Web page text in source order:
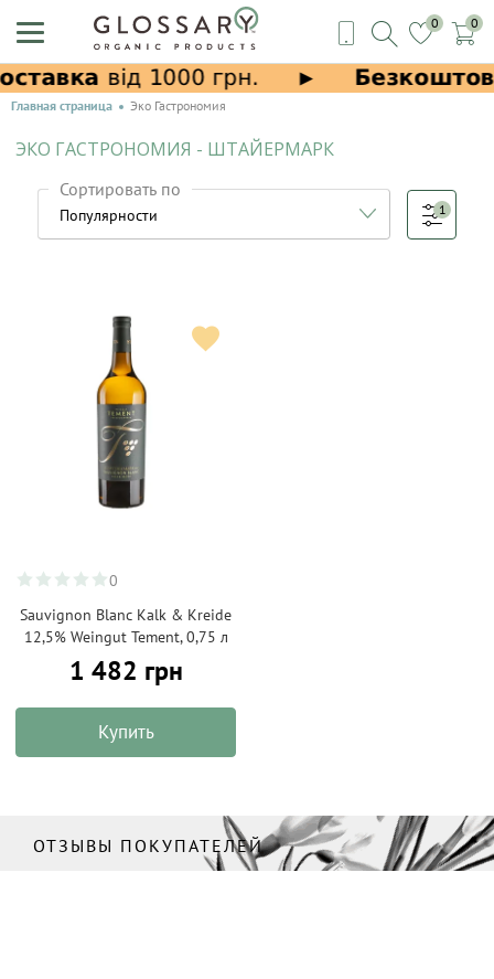
0 0
Главная страница Эко Гастрономия
ЭКО ГАСТРОНОМИЯ - ШТАЙЕРМАРК
Сортировать по
1
0
Sauvignon Blanc Kalk & Kreide
12,5% Weingut Tement, 0,75 л
1 482 грн
Купить
ОТЗЫВЫ ПОКУПАТЕЛЕЙ